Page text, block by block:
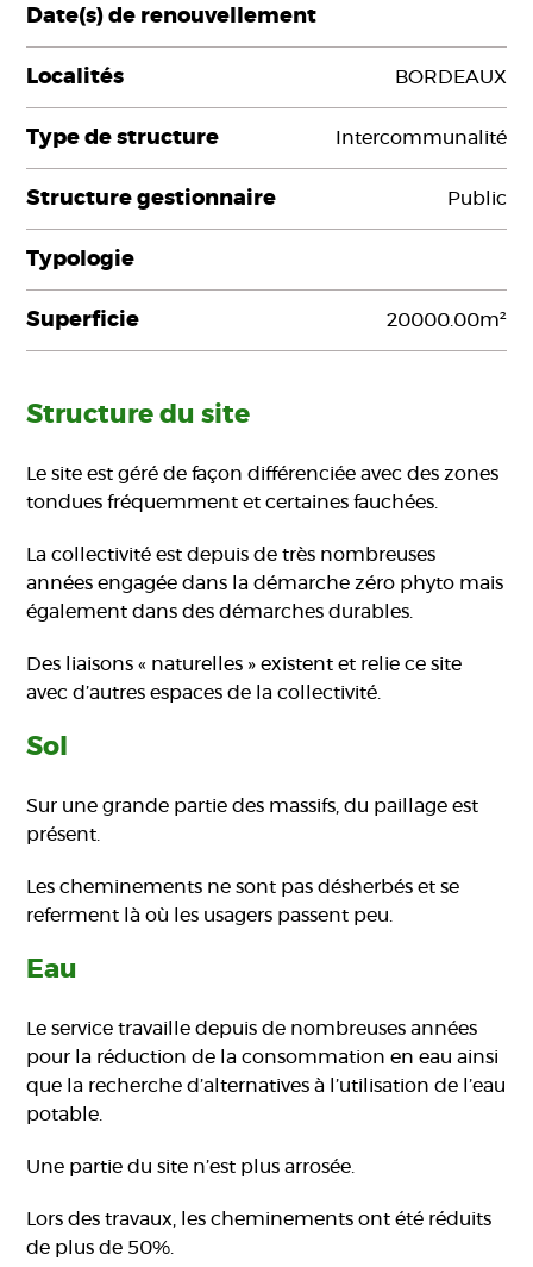
Date(s) de renouvellement
Localités BORDEAUX
Type de structure Intercommunalité
Structure gestionnaire Public
Typologie
Superficie 20000.00m²
Structure du site
Le site est géré de façon différenciée avec des zones
tondues fréquemment et certaines fauchées.
La collectivité est depuis de très nombreuses
années engagée dans la démarche zéro phyto mais
également dans des démarches durables.
Des liaisons « naturelles » existent et relie ce site
avec d’autres espaces de la collectivité.
Sol
Sur une grande partie des massifs, du paillage est
présent.
Les cheminements ne sont pas désherbés et se
referment là où les usagers passent peu.
Eau
Le service travaille depuis de nombreuses années
pour la réduction de la consommation en eau ainsi
que la recherche d’alternatives à l’utilisation de l’eau
potable.
Une partie du site n’est plus arrosée.
Lors des travaux, les cheminements ont été réduits
de plus de 50%.